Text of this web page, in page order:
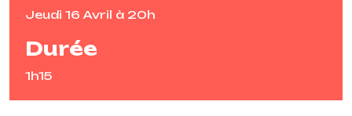
Jeudi 16 Avril à 20h
Durée
1h15